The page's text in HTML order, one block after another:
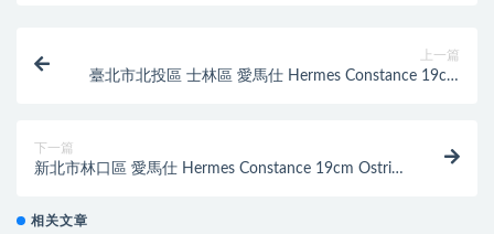
上一篇
臺北市北投區 士林區 愛馬仕 Hermes Constance 19cm
下一篇
新北市林口區 愛馬仕 Hermes Constance 19cm Ostrich
相关文章